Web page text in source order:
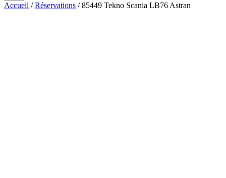
Accueil /Réservations / 85449 Tekno Scania LB76 Astran